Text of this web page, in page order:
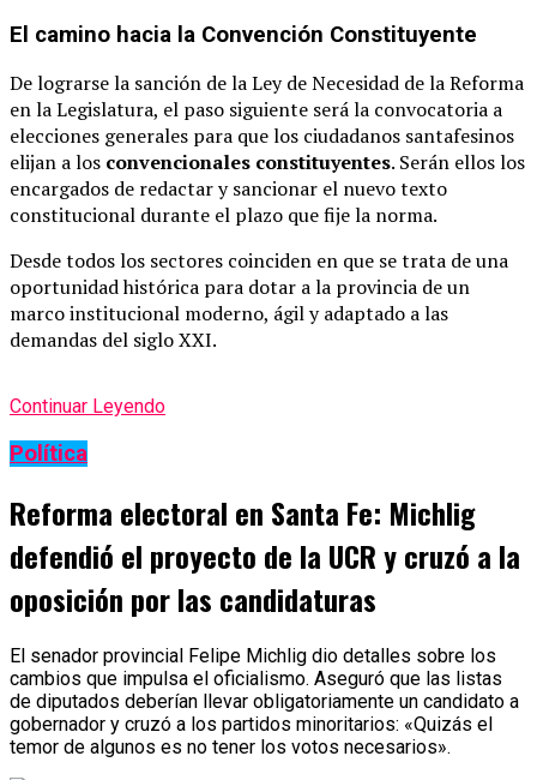
El camino hacia la Convención Constituyente
De lograrse la sanción de la Ley de Necesidad de la Reforma
en la Legislatura, el paso siguiente será la convocatoria a
elecciones generales para que los ciudadanos santafesinos
elijan a los convencionales constituyentes. Serán ellos los
encargados de redactar y sancionar el nuevo texto
constitucional durante el plazo que fije la norma.
Desde todos los sectores coinciden en que se trata de una
oportunidad histórica para dotar a la provincia de un
marco institucional moderno, ágil y adaptado a las
demandas del siglo XXI.
Continuar Leyendo
Política
Reforma electoral en Santa Fe: Michlig
defendió el proyecto de la UCR y cruzó a la
oposición por las candidaturas
El senador provincial Felipe Michlig dio detalles sobre los
cambios que impulsa el oficialismo. Aseguró que las listas
de diputados deberían llevar obligatoriamente un candidato a
gobernador y cruzó a los partidos minoritarios: «Quizás el
temor de algunos es no tener los votos necesarios».